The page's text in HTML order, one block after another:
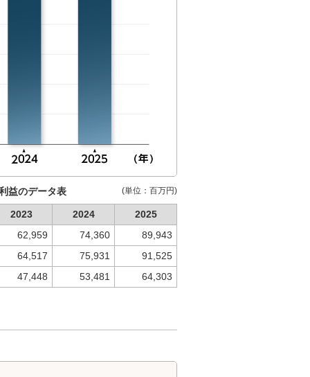
益のデータ表 (単位：百万円)
2023 2024
2025
62,959
74,360
89,943
64,517
75,931
91,525
47,448
53,481 64,303